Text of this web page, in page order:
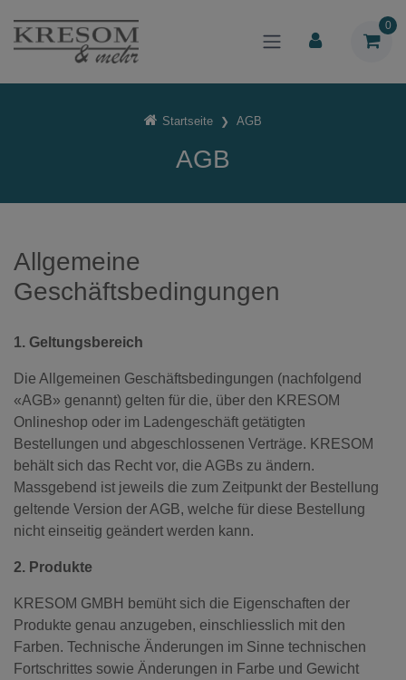
0
Startseite AGB
AGB
Allgemeine
Geschäftsbedingungen
1. Geltungsbereich
Die Allgemeinen Geschäftsbedingungen (nachfolgend
«AGB» genannt) gelten für die, über den KRESOM
Onlineshop oder im Ladengeschäft getätigten
Bestellungen und abgeschlossenen Verträge. KRESOM
behält sich das Recht vor, die AGBs zu ändern.
Massgebend ist jeweils die zum Zeitpunkt der Bestellung
geltende Version der AGB, welche für diese Bestellung
nicht einseitig geändert werden kann.
2. Produkte
KRESOM GMBH bemüht sich die Eigenschaften der
Produkte genau anzugeben, einschliesslich mit den
Farben. Technische Änderungen im Sinne technischen
Fortschrittes sowie Änderungen in Farbe und Gewicht